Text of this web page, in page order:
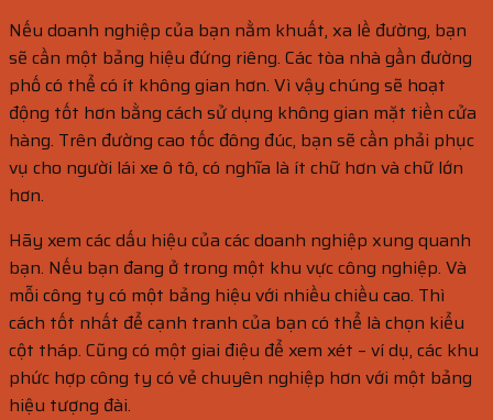
Nếu doanh nghiệp của bạn nằm khuất, xa lề đường, bạn
sẽ cần một bảng hiệu đứng riêng. Các tòa nhà gần đường
phố có thể có ít không gian hơn. Vì vậy chúng sẽ hoạt
động tốt hơn bằng cách sử dụng không gian mặt tiền cửa
hàng. Trên đường cao tốc đông đúc, bạn sẽ cần phải phục
vụ cho người lái xe ô tô, có nghĩa là ít chữ hơn và chữ lớn
hơn.
Hãy xem các dấu hiệu của các doanh nghiệp xung quanh
bạn. Nếu bạn đang ở trong một khu vực công nghiệp. Và
mỗi công ty có một bảng hiệu với nhiều chiều cao. Thì
cách tốt nhất để cạnh tranh của bạn có thể là chọn kiểu
cột tháp. Cũng có một giai điệu để xem xét – ví dụ, các khu
phức hợp công ty có vẻ chuyên nghiệp hơn với một bảng
hiệu tượng đài.